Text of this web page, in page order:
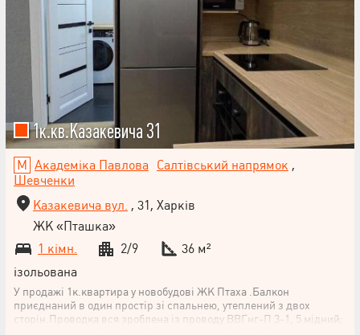
1к.кв.Казакевича 31
Академіка Павлова Салтівський напрямок ,
Шевченки
Казакевича вул. , 31, Харків
ЖК «Пташка»
1 кімн.
2/9
36 м²
ізольована
У продажі 1к.квартира у новобудові ЖК Птаха .Балкон
приєднаний в один простір зі спальнею, утеплений з двох
сторін.Проводка вся зроблена із проводу ВВГнг-П 3-1, 5 мідний;